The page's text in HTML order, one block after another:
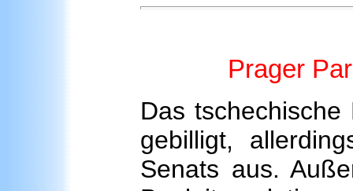
Prager
Das
gebilligt,
Senats aus.